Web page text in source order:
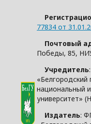
77834 от
Почтовый
Победы, 85,
Учредитель
«Белгородский
национальный
университет»
Издатель: